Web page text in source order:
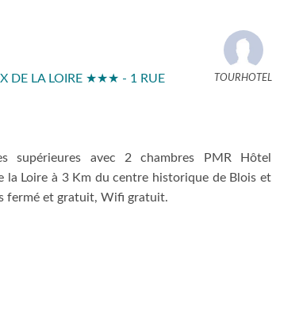
DE LA LOIRE ★★★ - 1 RUE
TOURHOTEL
supérieures avec 2 chambres PMR Hôtel
la Loire à 3 Km du centre historique de Blois et
fermé et gratuit, Wifi gratuit.